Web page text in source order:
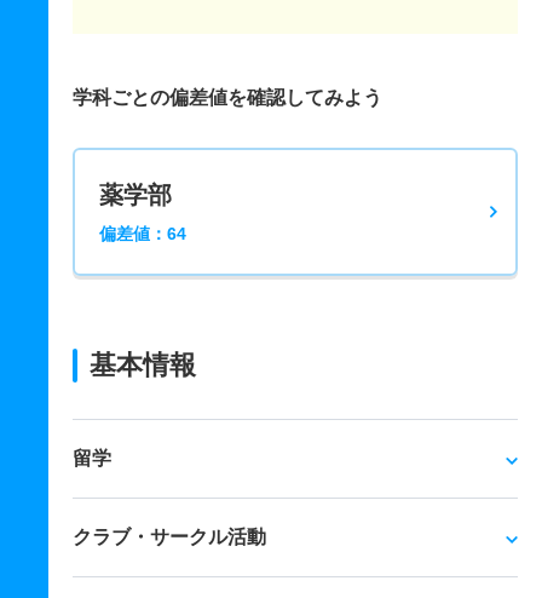
学科ごとの偏差値を確認してみよう
薬学部
偏差値：64
基本情報
留学
クラブ・サークル活動